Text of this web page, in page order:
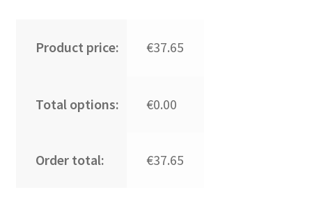
Product price: €37.65
Total options: €0.00
Order total: €37.65